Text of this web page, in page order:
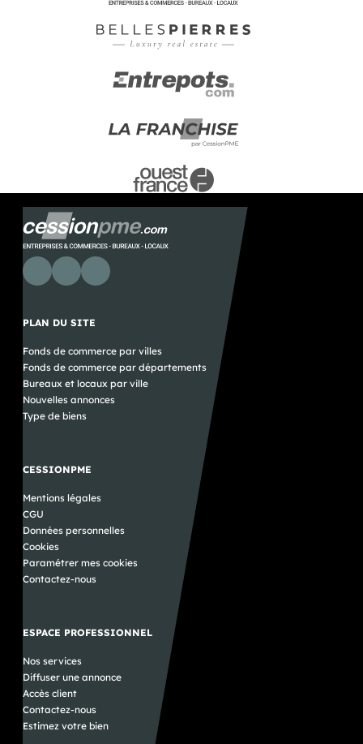
PLAN DU SITE
Fonds de commerce par villes
Fonds de commerce par départements
Bureaux et locaux par ville
Nouvelles annonces
Type de biens
CESSIONPME
Mentions légales
CGU
Données personnelles
Cookies
Paramétrer mes cookies
Contactez-nous
ESPACE PROFESSIONNEL
Nos services
Diffuser une annonce
Accès client
Contactez-nous
Estimez votre bien